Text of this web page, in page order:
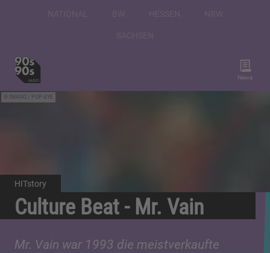
News
IMAGO / POP-EYE
HITstory
Culture Beat - Mr. Vain
Mr. Vain war 1993 die meistverkaufte